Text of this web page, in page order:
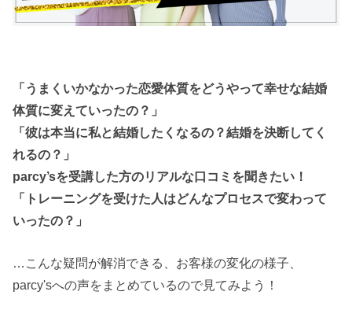
「うまくいかなかった恋愛体質をどうやって幸せな結婚
体質に変えていったの？」
「彼は本当に私と結婚したくなるの？結婚を決断してく
れるの？」
parcy’sを受講した方のリアルな口コミを聞きたい！
「トレーニングを受けた人はどんなプロセスで変わって
いったの？」
…こんな疑問が解消できる、お客様の変化の様子、
parcy'sへの声をまとめているので見てみよう！